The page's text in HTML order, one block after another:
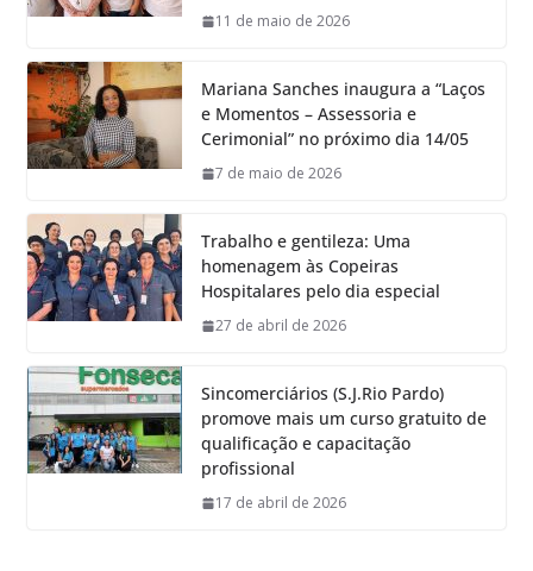
11 de maio de 2026
Mariana Sanches inaugura a “Laços
e Momentos – Assessoria e
Cerimonial” no próximo dia 14/05
7 de maio de 2026
Trabalho e gentileza: Uma
homenagem às Copeiras
Hospitalares pelo dia especial
27 de abril de 2026
Sincomerciários (S.J.Rio Pardo)
promove mais um curso gratuito de
qualificação e capacitação
profissional
17 de abril de 2026